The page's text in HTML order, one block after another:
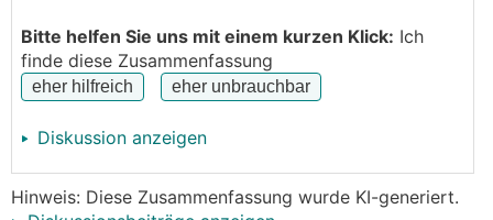
Blower door Test mit Wärmebild war vor ca. 1.5
Jahren - Alles in Ordnung!
Jetzt meine Befürchtung das durch Türlaibungen
usw. warme Luft im Winter in den Dachstuhl gelangt.
Bitte helfen Sie uns mit einem kurzen Klick: Ich
finde diese Zusammenfassung
Diskussion anzeigen
Hinweis: Diese Zusammenfassung wurde KI-generiert.